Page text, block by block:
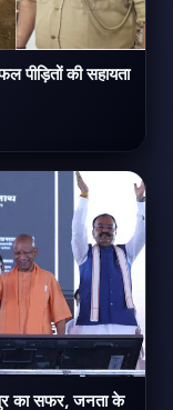
पीड़ितों की सहायता
का सफर, जनता के